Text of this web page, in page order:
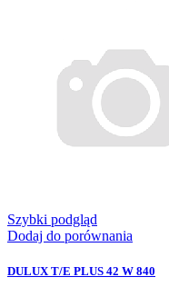
Szybki podgląd
Dodaj do porównania
DULUX T/E PLUS 42 W 840